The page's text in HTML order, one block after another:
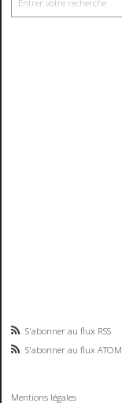
S'abonner au flux RSS
S'abonner au flux ATOM
Mentions légales